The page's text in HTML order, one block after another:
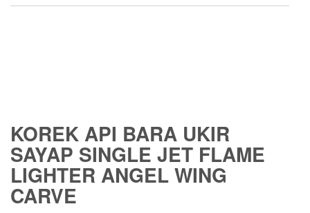
KOREK API BARA UKIR
SAYAP SINGLE JET FLAME
LIGHTER ANGEL WING
CARVE